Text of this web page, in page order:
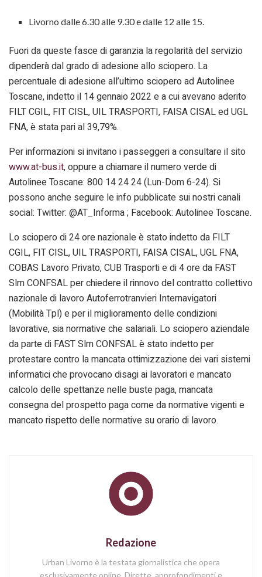
Livorno dalle 6.30 alle 9.30 e dalle 12 alle 15.
Fuori da queste fasce di garanzia la regolarità del servizio
dipenderà dal grado di adesione allo sciopero. La
percentuale di adesione all’ultimo sciopero ad Autolinee
Toscane, indetto il 14 gennaio 2022 e a cui avevano aderito
FILT CGIL, FIT CISL, UIL TRASPORTI, FAISA CISAL ed UGL
FNA, è stata pari al 39,79%.
Per informazioni si invitano i passeggeri a consultare il sito
www.at-bus.it, oppure a chiamare il numero verde di
Autolinee Toscane: 800 14 24 24 (Lun-Dom 6-24). Si
possono anche seguire le info pubblicate sui nostri canali
social: Twitter: @AT_Informa ; Facebook: Autolinee Toscane.
Lo sciopero di 24 ore nazionale è stato indetto da FILT
CGIL, FIT CISL, UIL TRASPORTI, FAISA CISAL, UGL FNA,
COBAS Lavoro Privato, CUB Trasporti e di 4 ore da FAST
Slm CONFSAL per chiedere il rinnovo del contratto collettivo
nazionale di lavoro Autoferrotranvieri Internavigatori
(Mobilità Tpl) e per il miglioramento delle condizioni
lavorative, sia normative che salariali. Lo sciopero aziendale
da parte di FAST Slm CONFSAL è stato indetto per
protestare contro la mancata ottimizzazione dei vari sistemi
informatici che provocano disagi ai lavoratori e mancato
calcolo delle spettanze nelle buste paga, mancata
consegna del prospetto paga come da normative vigenti e
mancato rispetto delle normative su orario di lavoro.
Redazione
Urban Livorno è la testata giornalistica che opera